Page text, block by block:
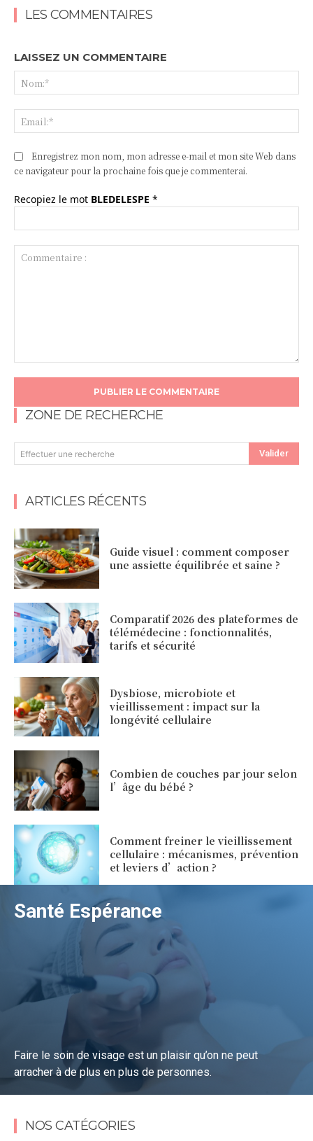
LES COMMENTAIRES
LAISSEZ UN COMMENTAIRE
Enregistrez mon nom, mon adresse e-mail et mon site Web dans
ce navigateur pour la prochaine fois que je commenterai.
Recopiez le mot BLEDELESPE *
ZONE DE RECHERCHE
Effectuer une recherche Valider
ARTICLES RÉCENTS
Guide visuel : comment composer
une assiette équilibrée et saine ?
Comparatif 2026 des plateformes de
télémédecine : fonctionnalités,
tarifs et sécurité
Dysbiose, microbiote et
vieillissement : impact sur la
longévité cellulaire
Combien de couches par jour selon
l’âge du bébé ?
Comment freiner le vieillissement
cellulaire : mécanismes, prévention
et leviers d’action ?
Santé Espérance
Faire le soin de visage est un plaisir qu’on ne peut
arracher à de plus en plus de personnes.
Lire la suite
NOS CATÉGORIES